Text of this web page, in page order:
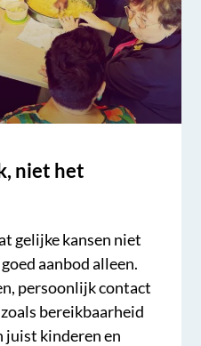
niet het
gelijke kansen niet
aanbod alleen.
persoonlijk contact
bereikbaarheid
juist kinderen en